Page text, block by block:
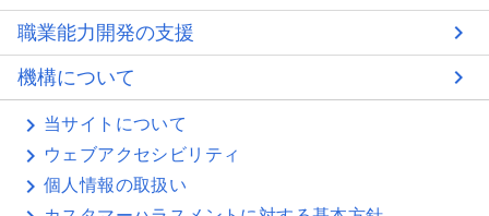
職業能力開発の支援
機構について
当サイトについて
ウェブアクセシビリティ
個人情報の取扱い